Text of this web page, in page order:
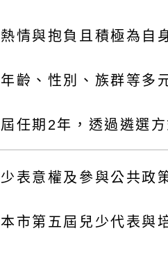
情與抱負且積極為自
齡、性別、族群等多
任期2年，透過遴選
表意權及參與公共政
市第五屆兒少代表與